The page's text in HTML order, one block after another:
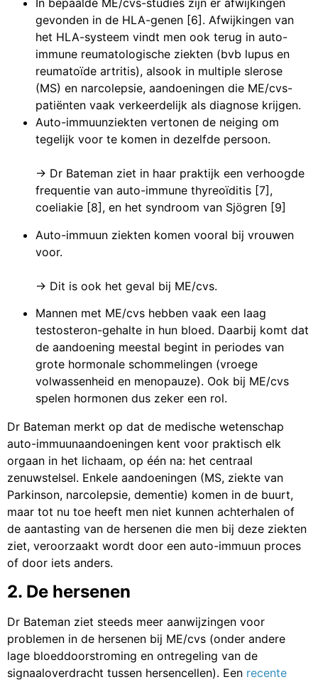
In bepaalde ME/cvs-studies zijn er afwijkingen
gevonden in de HLA-genen [6]. Afwijkingen van
het HLA-systeem vindt men ook terug in auto-
immune reumatologische ziekten (bvb lupus en
reumatoïde artritis), alsook in multiple slerose
(MS) en narcolepsie, aandoeningen die ME/cvs-
patiënten vaak verkeerdelijk als diagnose krijgen.
Auto-immuunziekten vertonen de neiging om
tegelijk voor te komen in dezelfde persoon.
-> Dr Bateman ziet in haar praktijk een verhoogde
frequentie van auto-immune thyreoïditis [7],
coeliakie [8], en het syndroom van Sjögren [9]
Auto-immuun ziekten komen vooral bij vrouwen
voor.
-> Dit is ook het geval bij ME/cvs.
Mannen met ME/cvs hebben vaak een laag
testosteron-gehalte in hun bloed. Daarbij komt dat
de aandoening meestal begint in periodes van
grote hormonale schommelingen (vroege
volwassenheid en menopauze). Ook bij ME/cvs
spelen hormonen dus zeker een rol.
Dr Bateman merkt op dat de medische wetenschap
auto-immuunaandoeningen kent voor praktisch elk
orgaan in het lichaam, op één na: het centraal
zenuwstelsel. Enkele aandoeningen (MS, ziekte van
Parkinson, narcolepsie, dementie) komen in de buurt,
maar tot nu toe heeft men niet kunnen achterhalen of
de aantasting van de hersenen die men bij deze ziekten
ziet, veroorzaakt wordt door een auto-immuun proces
of door iets anders.
2. De hersenen
Dr Bateman ziet steeds meer aanwijzingen voor
problemen in de hersenen bij ME/cvs (onder andere
lage bloeddoorstroming en ontregeling van de
signaaloverdracht tussen hersencellen). Een recente